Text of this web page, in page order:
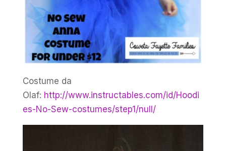
Costume da
Olaf: http://www.instructables.com/id/Hoodi
es-No-Sew-costumes/step1/null/